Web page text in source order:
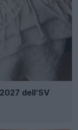
dell’SV